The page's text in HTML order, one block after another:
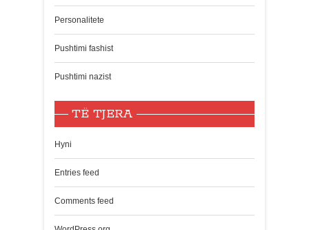
Personalitete
Pushtimi fashist
Pushtimi nazist
TË TJERA
Hyni
Entries feed
Comments feed